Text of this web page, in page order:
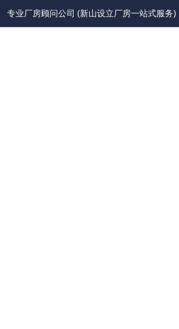
专业厂房顾问公司 (新山设立厂房一站式服务)